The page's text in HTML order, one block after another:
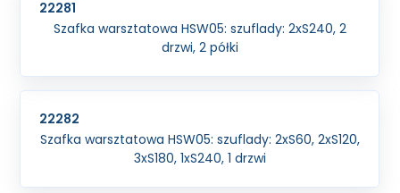
22281
Szafka warsztatowa HSW05: szuflady: 2xS240, 2
drzwi, 2 półki
22282
Szafka warsztatowa HSW05: szuflady: 2xS60, 2xS120,
3xS180, 1xS240, 1 drzwi